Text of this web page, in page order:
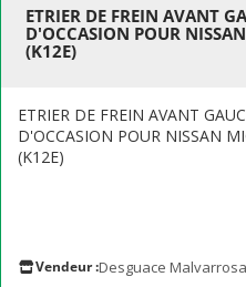
ETRIER DE FREIN AVANT
D'OCCASION POUR
(K12E)
ETRIER DE FREIN AVANT
D'OCCASION POUR NISSAN
(K12E)
Vendeur :Desguace Malvarrosa